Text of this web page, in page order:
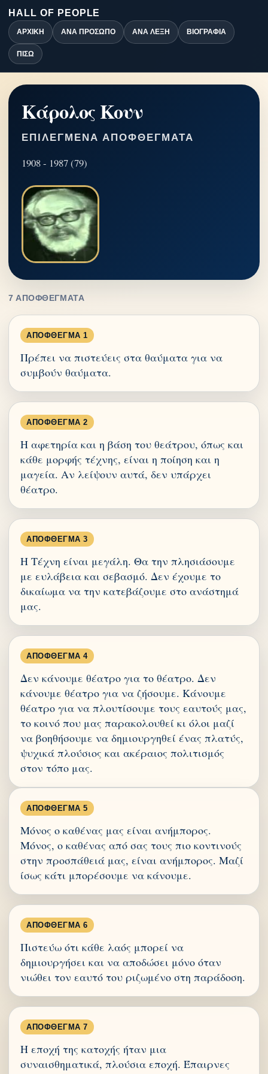
HALL OF PEOPLE
ΑΡΧΙΚΉ ΑΝΆ ΠΡΌΣΩΠΟ ΑΝΆ ΛΈΞΗ ΒΙΟΓΡΑΦΊΑ
ΠΊΣΩ
Κάρολος Κουν
ΕΠΙΛΕΓΜΈΝΑ ΑΠΟΦΘΈΓΜΑΤΑ
1908 - 1987 (79)
7 ΑΠΟΦΘΈΓΜΑΤΑ
ΑΠΌΦΘΕΓΜΑ 1
Πρέπει να πιστεύεις στα θαύματα για να
συμβούν θαύματα.
ΑΠΌΦΘΕΓΜΑ 2
Η αφετηρία και η βάση του θεάτρου, όπως και
κάθε μορφής τέχνης, είναι η ποίηση και η
μαγεία. Αν λείψουν αυτά, δεν υπάρχει
θέατρο.
ΑΠΌΦΘΕΓΜΑ 3
Η Τέχνη είναι μεγάλη. Θα την πλησιάσουμε
με ευλάβεια και σεβασμό. Δεν έχουμε το
δικαίωμα να την κατεβάζουμε στο ανάστημά
μας.
ΑΠΌΦΘΕΓΜΑ 4
Δεν κάνουμε θέατρο για το θέατρο. Δεν
κάνουμε θέατρο για να ζήσουμε. Κάνουμε
θέατρο για να πλουτίσουμε τους εαυτούς μας,
το κοινό που μας παρακολουθεί κι όλοι μαζί
να βοηθήσουμε να δημιουργηθεί ένας πλατύς,
ψυχικά πλούσιος και ακέραιος πολιτισμός
στον τόπο μας.
ΑΠΌΦΘΕΓΜΑ 5
Μόνος ο καθένας μας είναι ανήμπορος.
Μόνος, ο καθένας από σας τους πιο κοντινούς
στην προσπάθειά μας, είναι ανήμπορος. Μαζί
ίσως κάτι μπορέσουμε να κάνουμε.
ΑΠΌΦΘΕΓΜΑ 6
Πιστεύω ότι κάθε λαός μπορεί να
δημιουργήσει και να αποδώσει μόνο όταν
νιώθει τον εαυτό του ριζωμένο στη παράδοση.
ΑΠΌΦΘΕΓΜΑ 7
Η εποχή της κατοχής ήταν μια
συναισθηματικά, πλούσια εποχή. Έπαιρνες